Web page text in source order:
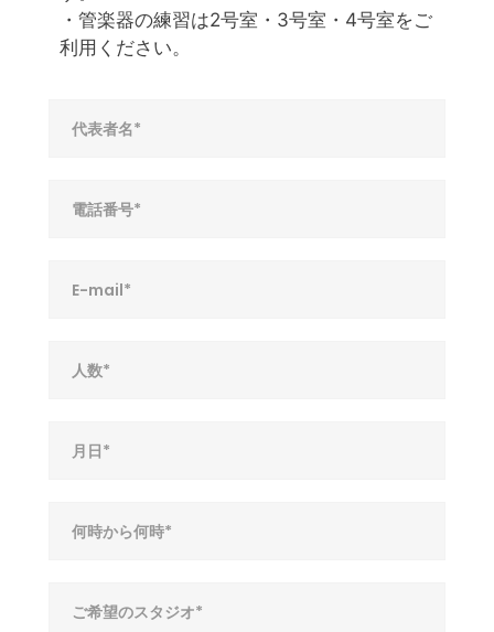
・管楽器の練習は2号室・3号室・4号室をご
利用ください。